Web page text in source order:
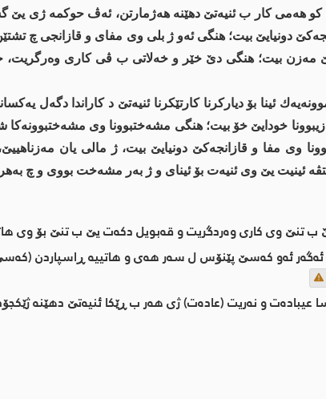
هەمی کار ب ئنیه‌تێ دهێنە هەژمارتن، ئەڤ حوکمە ژی یێ
دونیایێ بیت؛ هنگی ئه‌و ژ بلی وی مفای و قازانجی چ
مه‌زن بیت؛ هنگی دێ خێر و خه‌لاتی ب ڤی كاری
ئینا بۆ دیارکرنا کارتێکرنا ئنیه‌تێ د کاراندا دگەل
خودایێ خۆ بیت؛ هنگی مشه‌ختبوونا وی
وی مفا و قازانجه‌کێ دونیایێ بیت، ژ مالی یان
یێ وی ئنیه‌ت بۆ ئینای و ژ به‌ر مشه‌خت بووی و چ به‌هر د
تنێ وی كاری وه‌ردگریت و قه‌بویل دكه‌ت یێ ب تنێ بۆ وی
ئه‌و كه‌سێ پێنۆس ل سه‌ر هه‌ی و هاتییه‌ ڕاسپاردن
عیباده‌ت و نه‌ریت (عاده‌ت) ژی هه‌ر ب ڕێكا ئنیه‌تێ دهێنه‌